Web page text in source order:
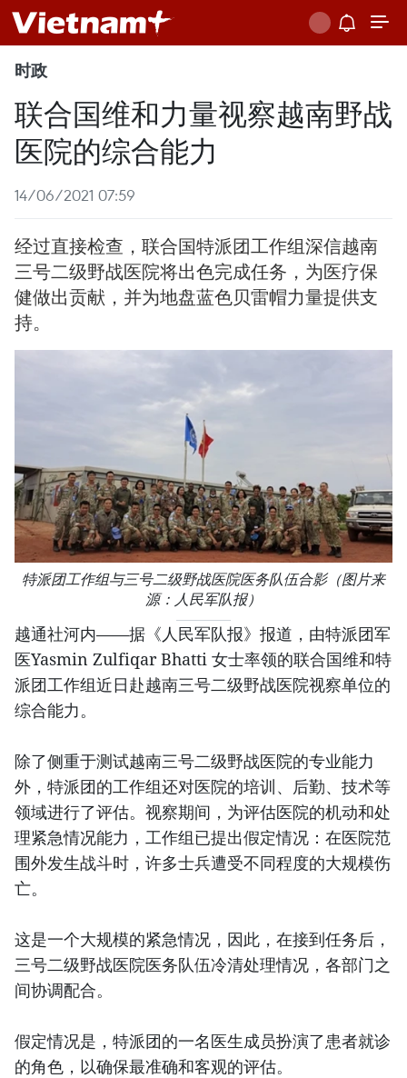
时政
联合国维和力量视察越南野战
医院的综合能力
14/06/2021 07:59
经过直接检查，联合国特派团工作组深信越南
三号二级野战医院将出色完成任务，为医疗保
健做出贡献，并为地盘蓝色贝雷帽力量提供支
持。
特派团工作组与三号二级野战医院医务队伍合影（图片来
源：人民军队报）
越通社河内——据《人民军队报》报道，由特派团军
医Yasmin Zulfiqar Bhatti 女士率领的联合国维和特
派团工作组近日赴越南三号二级野战医院视察单位的
综合能力。
除了侧重于测试越南三号二级野战医院的专业能力
外，特派团的工作组还对医院的培训、后勤、技术等
领域进行了评估。视察期间，为评估医院的机动和处
理紧急情况能力，工作组已提出假定情况：在医院范
围外发生战斗时，许多士兵遭受不同程度的大规模伤
亡。
这是一个大规模的紧急情况，因此，在接到任务后，
三号二级野战医院医务队伍冷清处理情况，各部门之
间协调配合。
假定情况是，特派团的一名医生成员扮演了患者就诊
的角色，以确保最准确和客观的评估。